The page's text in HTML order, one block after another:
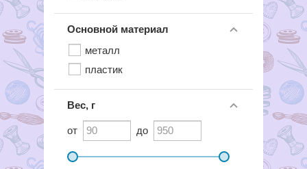
Основной материал
металл
пластик
Вес, г
от до